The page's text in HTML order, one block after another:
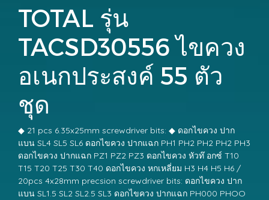
TOTAL รุ่น
TACSD30556 ไขควง
อเนกประสงค์ 55 ตัว
ชุด
◆ 21 pcs 6.35x25mm screwdriver bits: ◆ ดอกไขควง ปาก
แบน SL4 SL5 SL6 ดอกไขควง ปากแฉก PH1 PH2 PH2 PH2 PH3
ดอกไขควง ปากแฉก PZ1 PZ2 PZ3 ดอกไขควง หัวท๊ อกซ์ T10
T15 T20 T25 T30 T40 ดอกไขควง หกเหลี่ยม H3 H4 H5 H6 /
20pcs 4x28mm precsion screwdriver bits: ดอกไขควง ปาก
แบน SL1.5 SL2 SL2.5 SL3 ดอกไขควง ปากแฉก PH000 PHOO